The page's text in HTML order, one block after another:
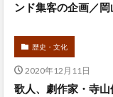
ンド集客の企画／
歴史・文化
2020年12月11日
歌人、劇作家・寺